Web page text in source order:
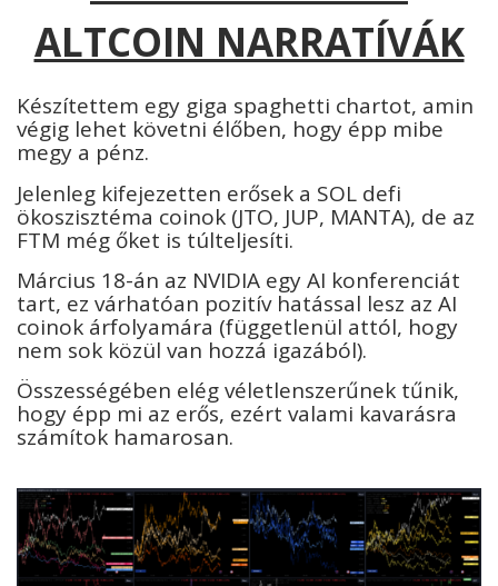
ALTCOIN NARRATÍVÁK
Készítettem egy giga spaghetti chartot, amin
végig lehet követni élőben, hogy épp mibe
megy a pénz.
Jelenleg kifejezetten erősek a SOL defi
ökoszisztéma coinok (JTO, JUP, MANTA), de az
FTM még őket is túlteljesíti.
Március 18-án az NVIDIA egy AI konferenciát
tart, ez várhatóan pozitív hatással lesz az AI
coinok árfolyamára (függetlenül attól, hogy
nem sok közül van hozzá igazából).
Összességében elég véletlenszerűnek tűnik,
hogy épp mi az erős, ezért valami kavarásra
számítok hamarosan.